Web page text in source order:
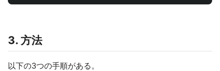
3. 方法
以下の3つの手順がある。